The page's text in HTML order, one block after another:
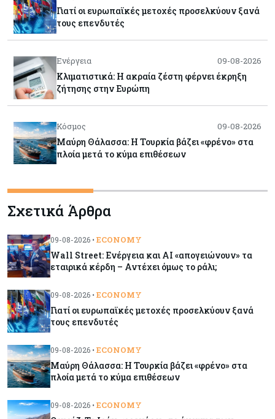
Γιατί οι ευρωπαϊκές μετοχές προσελκύουν ξανά
τους επενδυτές
Ενέργεια 09-08-2026
Κλιματιστικά: Η ακραία ζέστη φέρνει έκρηξη
ζήτησης στην Ευρώπη
Κόσμος 09-08-2026
Μαύρη Θάλασσα: Η Τουρκία βάζει «φρένο» στα
πλοία μετά το κύμα επιθέσεων
Tech 09-08-2026
Τεχνητή νοημοσύνη: Αλλάζει τα δεδομένα στην
επικοινωνία – Μια επικίνδυνη «τελειότητα»
Κόσμος 09-08-2026
Ορμούζ: Το Ιράν «φρενάρει» το άνοιγμα των
Κύπρος
σύνδεση Κύπρου - Ελλάδας
Golden Fleet: Τα νέα θωρηκτά του Τραμπ που
προκαλούν αντιδράσεις και ο λογαριασμός –
Σχετικά Άρθρα
09-08-2026 • ECONOMY
Wall Street: Ενέργεια και AI «απογειώνουν» τα
εταιρικά κέρδη – Αντέχει όμως το ράλι;
09-08-2026 • ECONOMY
Γιατί οι ευρωπαϊκές μετοχές προσελκύουν ξανά
τους επενδυτές
09-08-2026 • ECONOMY
Μαύρη Θάλασσα: Η Τουρκία βάζει «φρένο» στα
πλοία μετά το κύμα επιθέσεων
09-08-2026 • ECONOMY